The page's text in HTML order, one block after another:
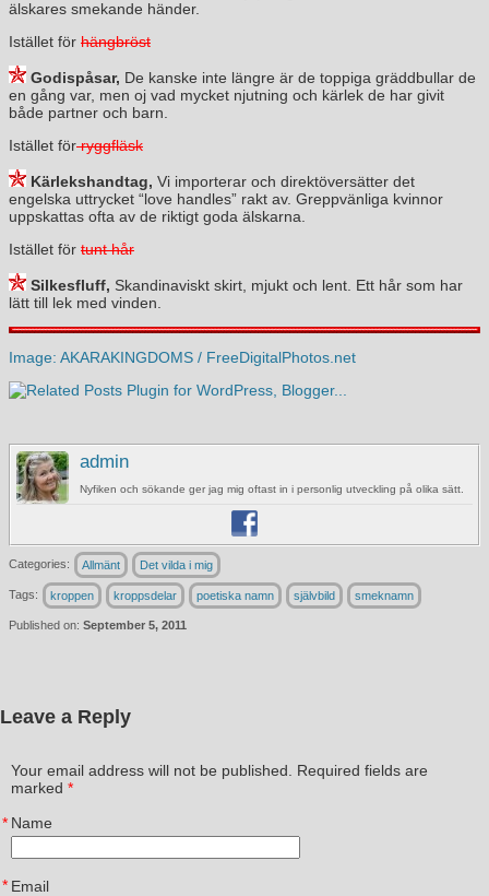
älskares smekande händer.
Istället för hängbröst
Godispåsar, De kanske inte längre är de toppiga gräddbullar de
en gång var, men oj vad mycket njutning och kärlek de har givit
både partner och barn.
Istället förryggfläsk
Kärlekshandtag, Vi importerar och direktöversätter det
engelska uttrycket “love handles” rakt av. Greppvänliga kvinnor
uppskattas ofta av de riktigt goda älskarna.
Istället för tunt hår
Silkesfluff, Skandinaviskt skirt, mjukt och lent. Ett hår som har
lätt till lek med vinden.
Image: AKARAKINGDOMS / FreeDigitalPhotos.net
admin
Nyfiken och sökande ger jag mig oftast in i personlig utveckling på olika sätt.
Categories: Allmänt Det vilda i mig
Tags: kroppen kroppsdelar poetiska namn självbild smeknamn
Published on: September 5, 2011
Leave a Reply
Your email address will not be published. Required fields are
marked *
Name
*
Email
*